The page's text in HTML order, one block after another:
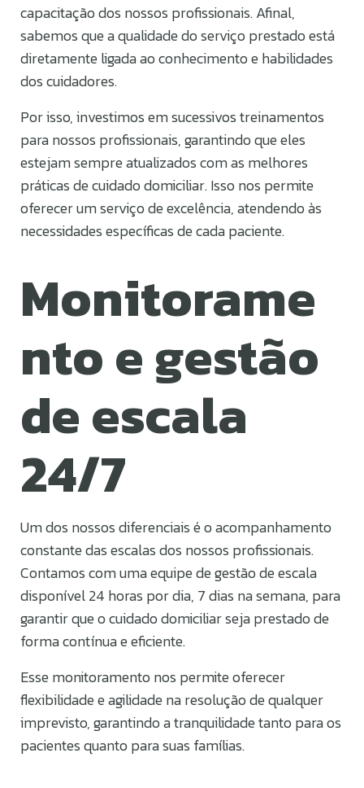
capacitação dos nossos profissionais. Afinal,
sabemos que a qualidade do serviço prestado está
diretamente ligada ao conhecimento e habilidades
dos cuidadores.
Por isso, investimos em sucessivos treinamentos
para nossos profissionais, garantindo que eles
estejam sempre atualizados com as melhores
práticas de cuidado domiciliar. Isso nos permite
oferecer um serviço de excelência, atendendo às
necessidades específicas de cada paciente.
Monitorame
nto e gestão
de escala
24/7
Um dos nossos diferenciais é o acompanhamento
constante das escalas dos nossos profissionais.
Contamos com uma equipe de gestão de escala
disponível 24 horas por dia, 7 dias na semana, para
garantir que o cuidado domiciliar seja prestado de
forma contínua e eficiente.
Esse monitoramento nos permite oferecer
flexibilidade e agilidade na resolução de qualquer
imprevisto, garantindo a tranquilidade tanto para os
pacientes quanto para suas famílias.